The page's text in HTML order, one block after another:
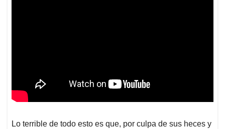
Lo terrible de todo esto es que, por culpa de sus heces y